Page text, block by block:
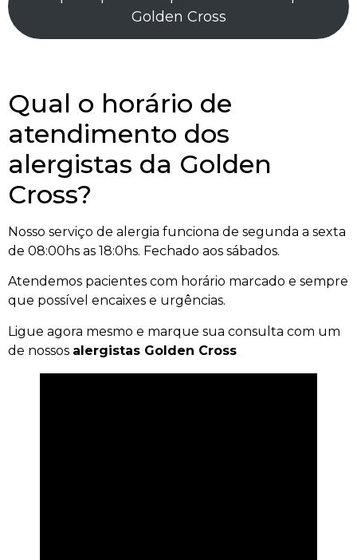
Golden Cross
Qual o horário de
atendimento dos
alergistas da Golden
Cross?
Nosso serviço de alergia funciona de segunda a sexta
de 08:00hs as 18:0hs. Fechado aos sábados.
Atendemos pacientes com horário marcado e sempre
que possível encaixes e urgências.
Ligue agora mesmo e marque sua consulta com um
de nossos alergistas Golden Cross